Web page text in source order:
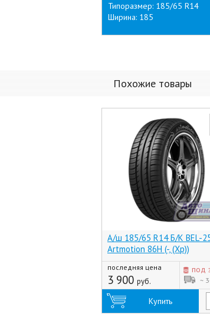
Типоразмер: 185/65 R14
Ширина: 185
Похожие товары
А/ш 185/65 R14 Б/К BEL-
Artmotion 86H (-, (Хр))
последняя цена
3 900 руб.
под
~
Купить